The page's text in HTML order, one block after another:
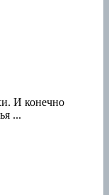
И конечно
...